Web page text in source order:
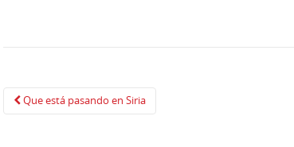
Navegación
Que está pasando en Siria